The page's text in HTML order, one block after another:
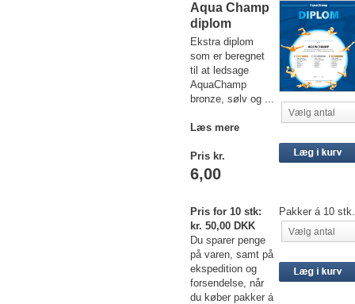
Aqua Champ
diplom
Ekstra diplom
som er beregnet
til at ledsage
AquaChamp
bronze, sølv og ...
Læs mere
Pris kr.
6,00
Vælg antal
Pris for 10 stk:
kr. 50,00 DKK
Du sparer penge
på varen, samt på
ekspedition og
forsendelse, når
du køber pakker á
Pakker á 10
Vælg antal